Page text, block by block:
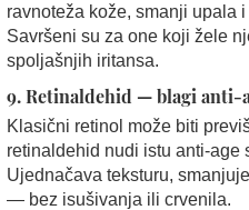
ravnoteža kože, smanji upala
Savršeni su za one koji žele
spoljašnjih iritansa.
9.Retinaldehid — blagi anti-
Klasični retinol može biti
retinaldehid nudi istu anti-age
Ujednačava teksturu,
— bez isušivanja ili crvenila.